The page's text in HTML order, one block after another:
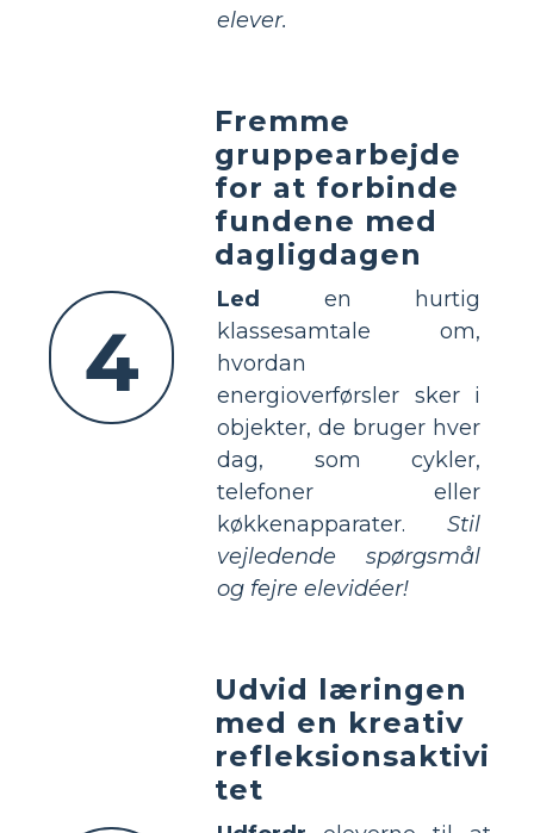
elever.
4
Fremme
gruppearbejde
for at forbinde
fundene med
dagligdagen
Led
en hurtig
klassesamtale om,
hvordan
energioverførsler sker i
objekter, de bruger hver
dag, som cykler,
telefoner eller
køkkenapparater. Stil
vejledende spørgsmål
og fejre elevidéer!
Udvid læringen
med en kreativ
refleksionsaktivi
tet